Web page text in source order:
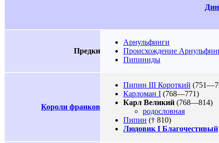
Предки
Арнульфинги
Происхождение
Пипиниды
Короли франков
Пипин III Короткий
Карломан I (768—771)
Карл Великий (768—814)
родословная
Пипин († 810)
Людовик I Благочестивый